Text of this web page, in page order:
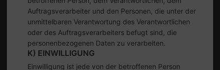
Auftragsverarbeiter und den Personen, die unter der
unmittelbaren Verantwortung des Verantwortlichen
oder des Auftragsverarbeiters befugt sind, die
personenbezogenen Daten zu verarbeiten.
K) EINWILLIGUNG
Einwilligung ist jede von der betroffenen Person